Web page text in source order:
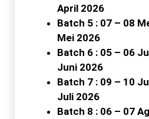
April 2026
Batch 5 : 07 – 08
Mei 2026
Batch 6 : 05 – 06
Juni 2026
Batch 7 : 09 – 10
Juli 2026
Batch 8 : 06 – 07